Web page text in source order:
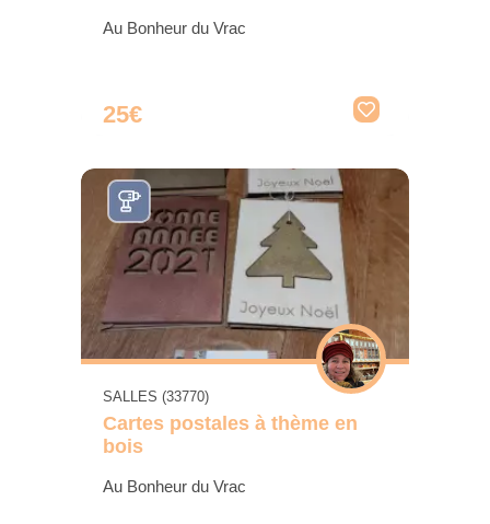
Au Bonheur du Vrac
25€
SALLES (33770)
Cartes postales à thème en
bois
Au Bonheur du Vrac